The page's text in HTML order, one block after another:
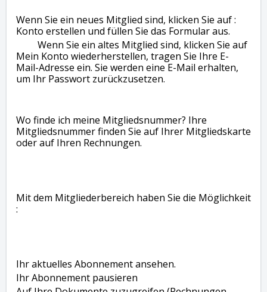
Wenn Sie ein neues Mitglied sind, klicken Sie auf :
Konto erstellen und füllen Sie das Formular aus.
Wenn Sie ein altes Mitglied sind, klicken Sie auf
Mein Konto wiederherstellen, tragen Sie Ihre E-
Mail-Adresse ein. Sie werden eine E-Mail erhalten,
um Ihr Passwort zurückzusetzen.
Wo finde ich meine Mitgliedsnummer? Ihre
Mitgliedsnummer finden Sie auf Ihrer Mitgliedskarte
oder auf Ihren Rechnungen.
Mit dem Mitgliederbereich haben Sie die Möglichkeit
:
Ihr aktuelles Abonnement ansehen.
Ihr Abonnement pausieren